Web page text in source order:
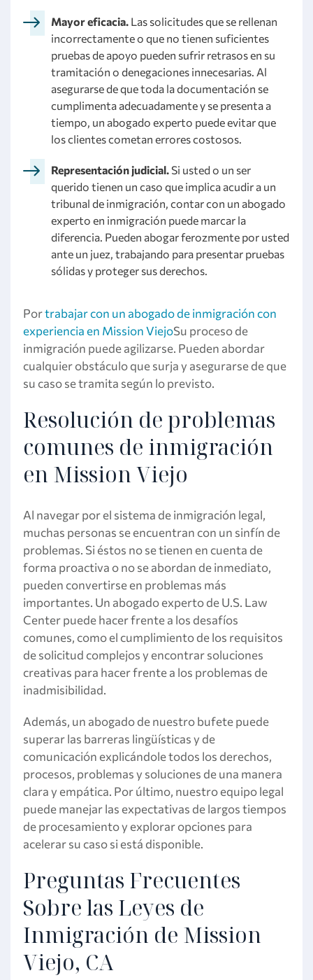
Mayor eficacia. Las solicitudes que se rellenan
incorrectamente o que no tienen suficientes
pruebas de apoyo pueden sufrir retrasos en su
tramitación o denegaciones innecesarias. Al
asegurarse de que toda la documentación se
cumplimenta adecuadamente y se presenta a
tiempo, un abogado experto puede evitar que
los clientes cometan errores costosos.
Representación judicial. Si usted o un ser
querido tienen un caso que implica acudir a un
tribunal de inmigración, contar con un abogado
experto en inmigración puede marcar la
diferencia. Pueden abogar ferozmente por usted
ante un juez, trabajando para presentar pruebas
sólidas y proteger sus derechos.
Portrabajar con un abogado de inmigración con
experiencia en Mission ViejoSu proceso de
inmigración puede agilizarse. Pueden abordar
cualquier obstáculo que surja y asegurarse de que
su caso se tramita según lo previsto.
Resolución de problemas
comunes de inmigración
en Mission Viejo
Al navegar por el sistema de inmigración legal,
muchas personas se encuentran con un sinfín de
problemas. Si éstos no se tienen en cuenta de
forma proactiva o no se abordan de inmediato,
pueden convertirse en problemas más
importantes. Un abogado experto de U.S. Law
Center puede hacer frente a los desafíos
comunes, como el cumplimiento de los requisitos
de solicitud complejos y encontrar soluciones
creativas para hacer frente a los problemas de
inadmisibilidad.
Además, un abogado de nuestro bufete puede
superar las barreras lingüísticas y de
comunicación explicándole todos los derechos,
procesos, problemas y soluciones de una manera
clara y empática. Por último, nuestro equipo legal
puede manejar las expectativas de largos tiempos
de procesamiento y explorar opciones para
acelerar su caso si está disponible.
Preguntas Frecuentes
Sobre las Leyes de
Inmigración de Mission
Viejo, CA